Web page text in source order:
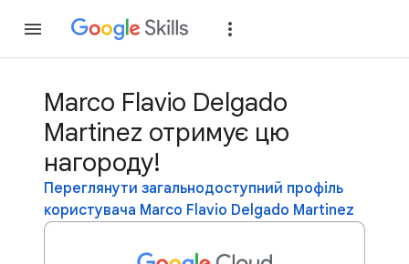
Marco Flavio Delgado
Martinez отримує цю
нагороду!
Переглянути загальнодоступний профіль
користувача Marco Flavio Delgado Martinez